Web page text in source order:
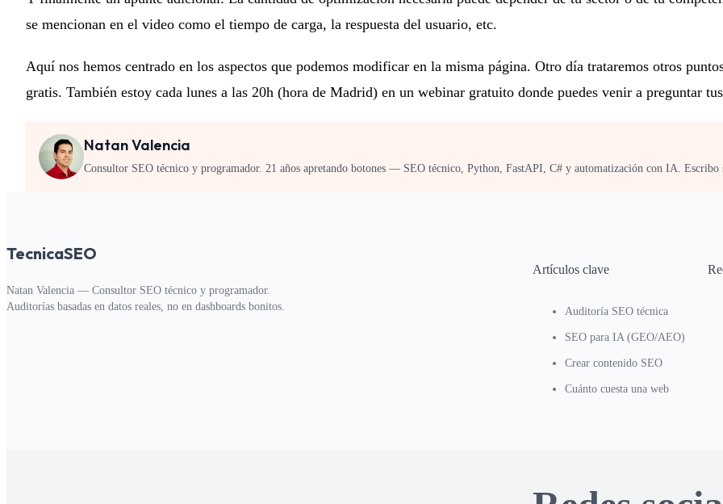
se mencionan en el video como el tiempo de carga, la respuesta del usuario, etc.
Aquí nos hemos centrado en los aspectos que podemos modificar en la misma página. Otro día trataremos otros
gratis. También estoy cada lunes a las 20h (hora de Madrid) en un webinar gratuito donde puedes venir a preguntar
Natan Valencia
Consultor SEO técnico y programador. 21 años apretando botones — SEO técnico, Python, FastAPI, C# y automatización con IA. Escribo
TecnicaSEO
Natan Valencia — Consultor SEO técnico y programador.
Auditorías basadas en datos reales, no en dashboards bonitos.
Artículos clave
Auditoría SEO técnica
SEO para IA (GEO/AEO)
Crear contenido SEO
Cuánto cuesta una web